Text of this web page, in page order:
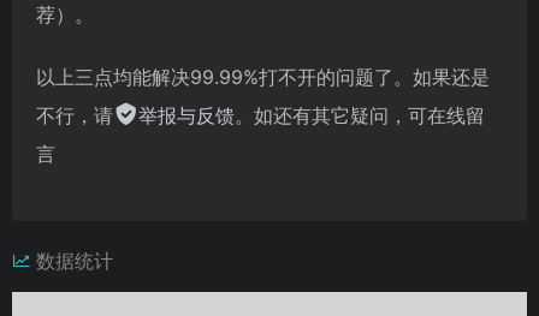
荐）。
以上三点均能解决99.99%打不开的问题了。如果还是
不行，请
举报与反馈。如还有其它疑问，可在线留
言
数据统计